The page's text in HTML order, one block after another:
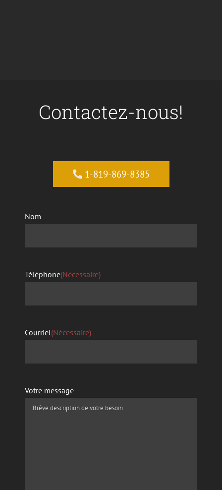
Contactez-nous!
1-819-869-8385
Nom
Téléphone(Nécessaire)
Courriel(Nécessaire)
Votre message